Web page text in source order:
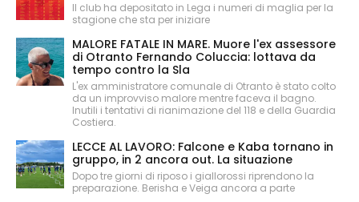
Il club ha depositato in Lega i numeri di maglia per la
stagione che sta per iniziare
MALORE FATALE IN MARE. Muore l'ex assessore
di Otranto Fernando Coluccia: lottava da
tempo contro la Sla
L'ex amministratore comunale di Otranto è stato colto
da un improvviso malore mentre faceva il bagno.
Inutili i tentativi di rianimazione del 118 e della Guardia
Costiera.
LECCE AL LAVORO: Falcone e Kaba tornano in
gruppo, in 2 ancora out. La situazione
Dopo tre giorni di riposo i giallorossi riprendono la
preparazione. Berisha e Veiga ancora a parte